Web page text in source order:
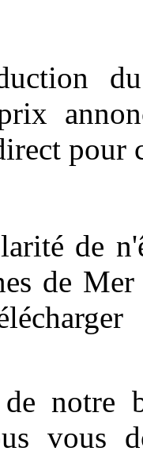
pour
de
de
notre
vous